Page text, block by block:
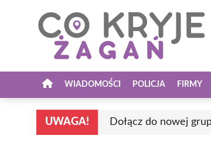
WIADOMOŚCI POLICJA FIRMY
UWAGA! Dołącz do nowej